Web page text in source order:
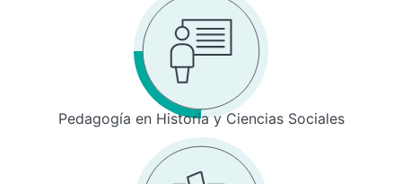
Pedagogía en Historia y Ciencias Sociales